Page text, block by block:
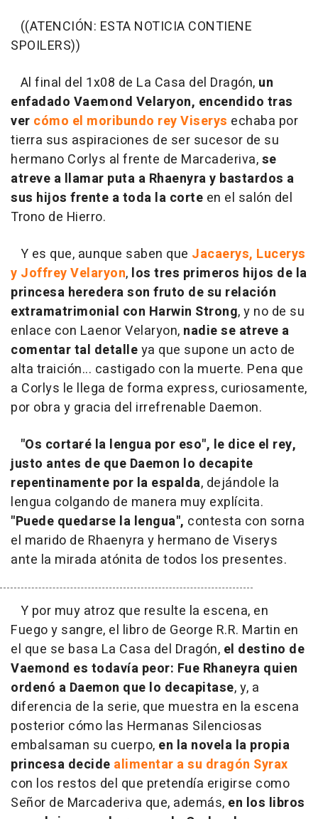
((ATENCIÓN: ESTA NOTICIA CONTIENE
SPOILERS))
Al final del 1x08 de La Casa del Dragón, un
enfadado Vaemond Velaryon, encendido tras
ver cómo el moribundo rey Viserys echaba por
tierra sus aspiraciones de ser sucesor de su
hermano Corlys al frente de Marcaderiva,se
atreve a llamar puta a Rhaenyra y bastardos a
sus hijos frente a toda la corte en el salón del
Trono de Hierro.
Y es que, aunque saben que Jacaerys, Lucerys
y Joffrey Velaryon, los tres primeros hijos de la
princesa heredera son fruto de su relación
extramatrimonial con Harwin Strong, y no de su
enlace con Laenor Velaryon, nadie se atreve a
comentar tal detalleya que supone un acto de
alta traición... castigado con la muerte. Pena que
a Corlys le llega de forma express, curiosamente,
por obra y gracia del irrefrenable Daemon.
"Os cortaré la lengua por eso", le dice el rey,
justo antes de que Daemon lo decapite
repentinamente por la espalda, dejándole la
lengua colgando de manera muy explícita.
"Puede quedarse la lengua", contesta con sorna
el marido de Rhaenyra y hermano de Viserys
ante la mirada atónita de todos los presentes.
Y por muy atroz que resulte la escena, en
Fuego y sangre, el libro de George R.R. Martin en
el que se basa La Casa del Dragón, el destino de
Vaemond es todavía peor: Fue Rhaneyra quien
ordenó a Daemon que lo decapitase, y, a
diferencia de la serie, que muestra en la escena
posterior cómo las Hermanas Silenciosas
embalsaman su cuerpo, en la novela la propia
princesa decide alimentar a su dragón Syrax
con los restos del que pretendía erigirse como
Señor de Marcaderiva que, además, en los libros